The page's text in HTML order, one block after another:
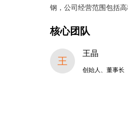
钢，公司经营范围包括
核心团队
王
王晶
创始人、董事长